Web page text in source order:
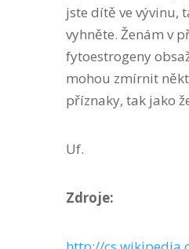
jste dítě ve vývinu,
vyhněte. Ženám v
fytoestrogeny
mohou zmírnit
příznaky, tak jako
Uf.
Zdroje: